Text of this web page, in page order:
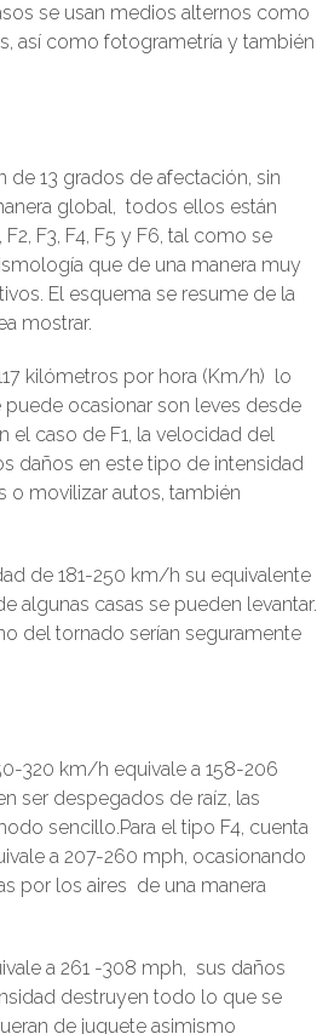
se usan medios alternos como
así como fotogrametría y también
de 13 grados de afectación, sin
global, todos ellos están
F3, F4, F5 y F6, tal como se
que de una manera muy
El esquema se resume de la
mostrar.
kilómetros por hora (Km/h) lo
ocasionar son leves desde
el caso de F1, la velocidad del
daños en este tipo de intensidad
o movilizar autos, también
de 181-250 km/h su equivalente
algunas casas se pueden levantar.
del tornado serían seguramente
320 km/h equivale a 158-206
ser despegados de raíz, las
sencillo.Para el tipo F4, cuenta
a 207-260 mph, ocasionando
por los aires de una manera
a 261 -308 mph, sus daños
destruyen todo lo que se
de juguete asimismo